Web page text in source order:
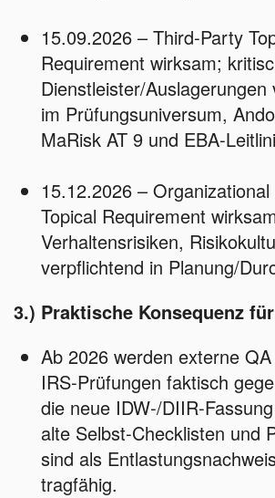
15.09.2026 – Third‑Party
Requirement wirksam;
Dienstleister/Auslagerungen
im Prüfungsuniversum,
MaRisk AT 9 und
15.12.2026 –
Topical Requirement
Verhaltensrisiken,
verpflichtend in Planung/
3.) Praktische Konsequenz
Ab 2026 werden externe
IRS‑Prüfungen faktisch
die neue IDW‑/
alte Selbst‑Checklisten und
sind als
tragfähig.